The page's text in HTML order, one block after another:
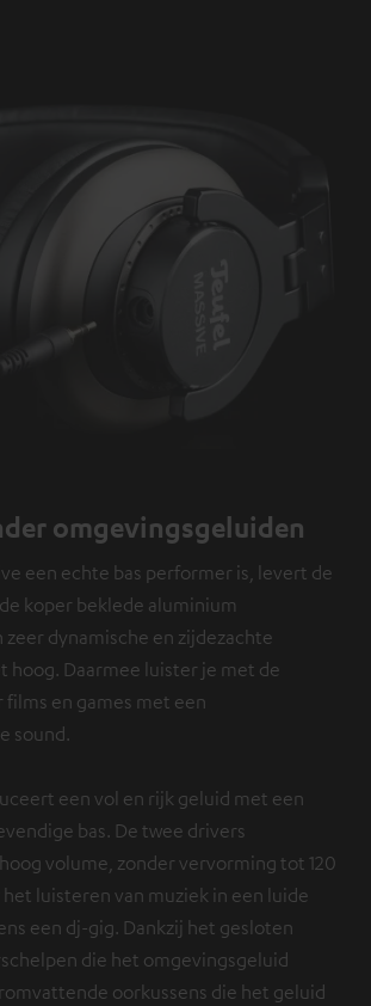
omgevingsgeluiden
een echte bas performer is, levert de
koper beklede aluminium
zeer dynamische en zijdezachte
hoog. Daarmee luister je met de
films en games met een
sound.
een vol en rijk geluid met een
bas. De twee drivers
volume, zonder vervorming tot 120
luisteren van muziek in een luide
een dj-gig. Dankzij het gesloten
die het omgevingsgeluid
oorkussens die het geluid